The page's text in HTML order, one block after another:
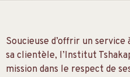
Soucieuse d’offrir un
sa clientèle, l’Institut
mission dans le respect de